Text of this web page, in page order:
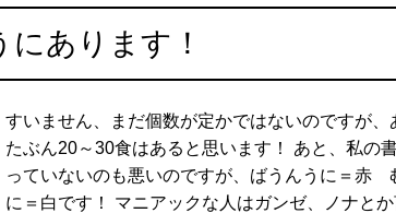
あります！
すいません、まだ個数が定かではないのですが、
たぶん20～30食はあると思います！ あと、私の
っていないのも悪いのですが、ばうんうに＝赤
に＝白です！ マニアックな人はガンゼ、ノナと